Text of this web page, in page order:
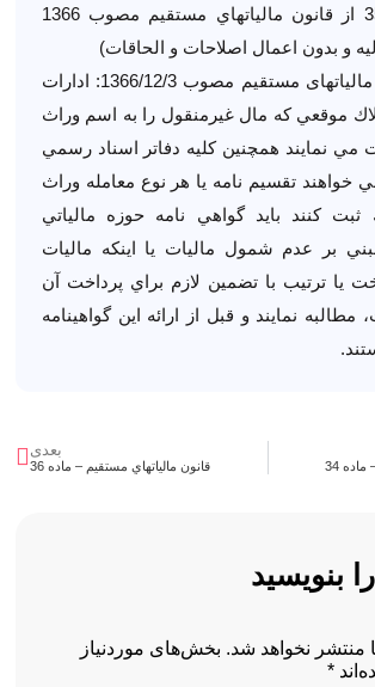
قسمت ماده 35 از قانون مالياتهاي مستقيم مصوب 1366
و بدون اعمال اصلاحات و الحاقات)
ماده 35 قانون مالیاتهای مستقیم مصوب 1366/12/3: ادارات
موقعي كه مال غيرمنقول را به اسم وراث
مي ‌نمايند همچنين كليه دفاتر اسناد رسمي
‌خواهند تقسيم‌ نامه يا هر نوع معامله وراث
ثبت كنند بايد گواهي نامه حوزه مالياتي
بر عدم شمول‌ ماليات يا اينكه ماليات
يا ترتيب با تضمين لازم براي پرداخت آن
نمايند و قبل از ارائه اين گواهينامه
34
بعدی
قانون مالياتهاي مستقيم – ماده 36
بنویسید
منتشر نخواهد شد. بخش‌های موردنیاز
*